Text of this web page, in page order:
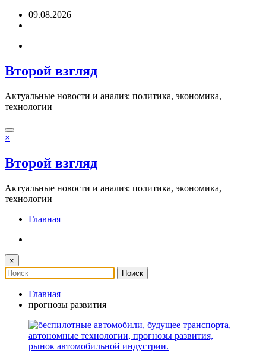
Перейти09.08.2026
Второй взгляд
Актуальные новости и анализ: политика, экономика,
технологии
×
Второй взгляд
Актуальные новости и анализ: политика, экономика,
технологии
Главная
×
Главная
прогнозы развития